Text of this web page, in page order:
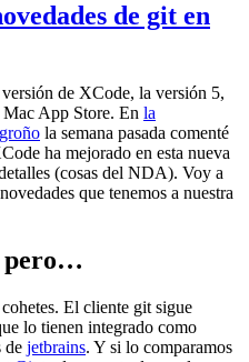
de git en
de XCode, la versión 5,
App Store. En la
la semana pasada comenté
ha mejorado en esta nueva
(cosas del NDA). Voy a
que tenemos a nuestra
pero…
El cliente git sigue
lo tienen integrado como
de jetbrains. Y si lo comparamos